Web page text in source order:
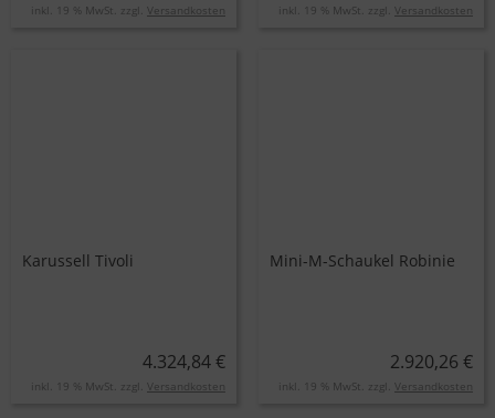
inkl. 19 % MwSt. zzgl. Versandkosten inkl. 19 % MwSt. zzgl. Versandkosten
Karussell Tivoli
4.324,84 €
inkl. 19 % MwSt. zzgl. Versandkosten
Mini-M-Schaukel Robinie
2.920,26 €
inkl. 19 % MwSt. zzgl. Versandkosten